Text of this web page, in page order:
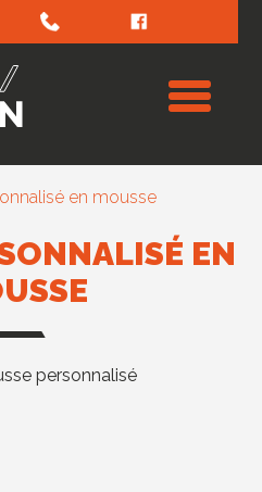
en mousse
EN
personnalisé